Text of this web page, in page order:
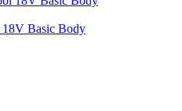
Basic Body